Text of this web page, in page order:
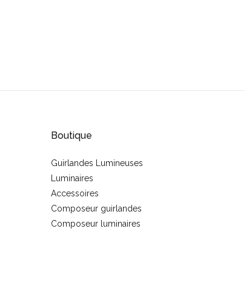
Boutique
Guirlandes Lumineuses
Luminaires
Accessoires
Composeur guirlandes
Composeur luminaires